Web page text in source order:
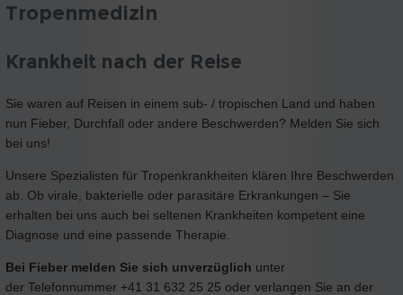
Tropenmedizin
Krankheit nach der Reise
Sie waren auf Reisen in einem sub- / tropischen Land und haben
nun Fieber, Durchfall oder andere Beschwerden? Melden Sie sich
bei uns!
Unsere Spezialisten für Tropenkrankheiten klären Ihre Beschwerden
ab. Ob virale, bakterielle oder parasitäre Erkrankungen – Sie
erhalten bei uns auch bei seltenen Krankheiten kompetent eine
Diagnose und eine passende Therapie.
Bei Fieber melden Sie sich unverzüglich unter
der Telefonnummer +41 31 632 25 25 oder verlangen Sie an der